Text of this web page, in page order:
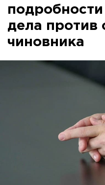
дела против
чиновника